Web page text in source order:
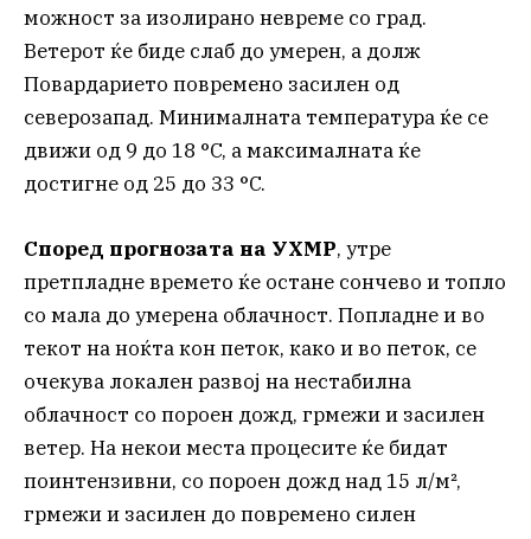
можност за изолирано невреме со град.
Ветерот ќе биде слаб до умерен, а долж
Повардарието повремено засилен од
северозапад. Минималната температура ќе се
движи од 9 до 18 °C, а максималната ќе
достигне од 25 до 33 °C.
Според прогнозата на УХМР, утре
претпладне времето ќе остане сончево и топло
со мала до умерена облачност. Попладне и во
текот на ноќта кон петок, како и во петок, се
очекува локален развој на нестабилна
облачност со пороен дожд, грмежи и засилен
ветер. На некои места процесите ќе бидат
поинтензивни, со пороен дожд над 15 л/м²,
грмежи и засилен до повремено силен